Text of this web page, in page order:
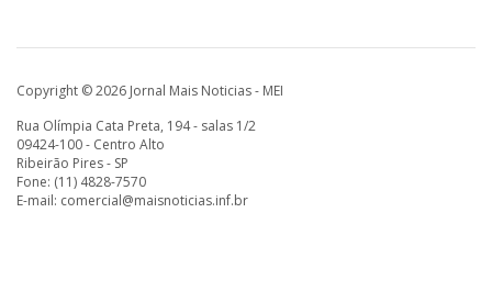
Copyright © 2026 Jornal Mais Noticias - MEI
Rua Olímpia Cata Preta, 194 - salas 1/2
09424-100 - Centro Alto
Ribeirão Pires - SP
Fone: (11) 4828-7570
E-mail: comercial@maisnoticias.inf.br